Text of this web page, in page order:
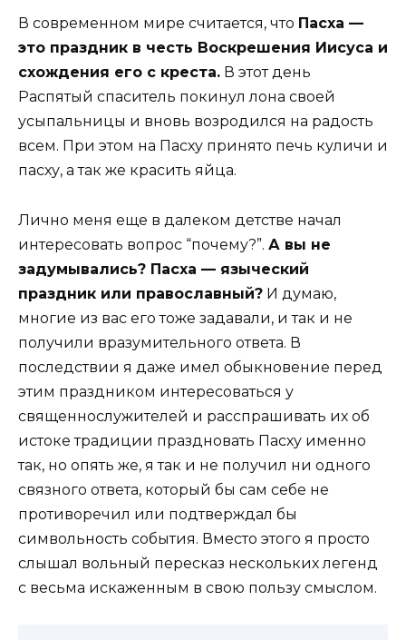
В современном мире считается, что Пасха —
это праздник в честь Воскрешения Иисуса и
схождения его с креста. В этот день
Распятый спаситель покинул лона своей
усыпальницы и вновь возродился на радость
всем. При этом на Пасху принято печь куличи и
пасху, а так же красить яйца.
Лично меня еще в далеком детстве начал
интересовать вопрос “почему?”. А вы не
задумывались? Пасха — языческий
праздник или православный? И думаю,
многие из вас его тоже задавали, и так и не
получили вразумительного ответа. В
последствии я даже имел обыкновение перед
этим праздником интересоваться у
священнослужителей и расспрашивать их об
истоке традиции праздновать Пасху именно
так, но опять же, я так и не получил ни одного
связного ответа, который бы сам себе не
противоречил или подтверждал бы
символьность события. Вместо этого я просто
слышал вольный пересказ нескольких легенд
с весьма искаженным в свою пользу смыслом.